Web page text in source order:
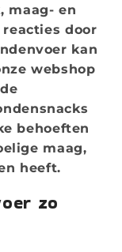
maag- en
door
kan
webshop
behoeften
maag,
heeft.
zo